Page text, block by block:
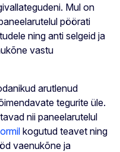
Mul on
pöörati
ning anti selgeid ja
vastu
arutlenud
tegurite üle.
nii paneelarutelul
kogutud teavet ning
vaenukõne ja